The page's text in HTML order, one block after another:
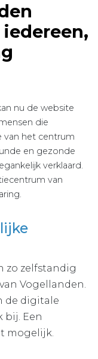
nu de website
die
van het centrum
en gezonde
verklaard.
van
zo zelfstandig
Vogellanden.
de digitale
bij. Een
mogelijk.